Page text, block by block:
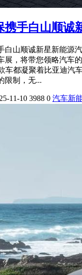
携手白山顺诚
白山顺诚新星新能源
展，将带您领略汽车
车都凝聚着比亚迪汽
限制，无...
11-10 3988 0 汽车新